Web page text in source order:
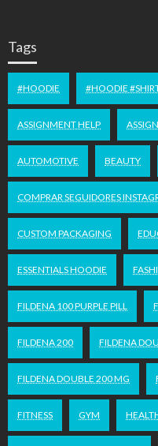
Tags
#HOODIE #HOODIE
ASSIGNMENT HELP
AUTOMOTIVE BEAUTY
COMPRAR SEGUIDORES
CUSTOM PACKAGING
ESSENTIALS HOODIE
FILDENA 100 PURPLE PILL
FILDENA 200 FILDENA
FILDENA DOUBLE 200 MG
FITNESS GYM